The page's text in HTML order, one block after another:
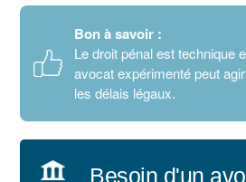
Bon à savoir :
Le droit pénal est technique
avocat expérimenté peut
les délais légaux.
Besoin d'un